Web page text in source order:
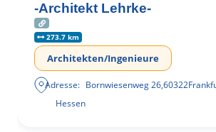
-Architekt Lehrke-
273.7 km
Architekten/Ingenieure
Adresse: Bornwiesenweg 26,60322
Hessen